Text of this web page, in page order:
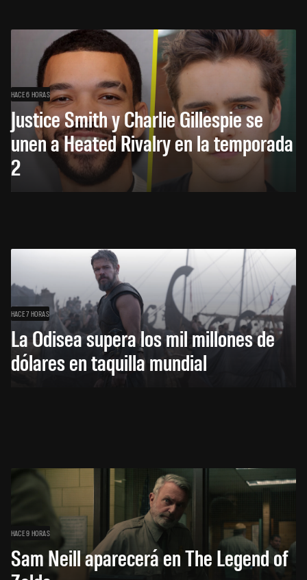
HACE 6 HORAS
Justice Smith y Charlie Gillespie se
unen a Heated Rivalry en la temporada
2
HACE 7 HORAS
La Odisea supera los mil millones de
dólares en taquilla mundial
HACE 9 HORAS
Sam Neill aparecerá en The Legend of